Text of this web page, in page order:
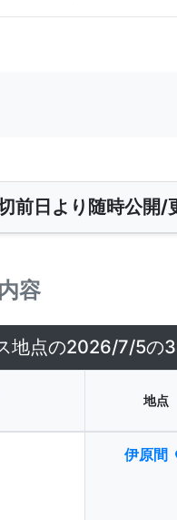
前日より随時公開/
容
地点の2026/7/5の
地点
伊原間